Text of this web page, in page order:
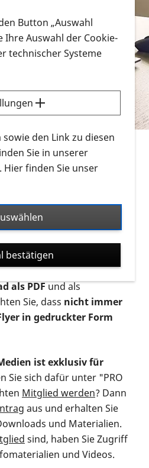
in verschiedenen
Sie nach Infonmaterial
bzw. herunterladen
dieErklärvideos zum
der PRO RETINA-Website
Menschen an.
sämtliches Infomaterial
um ausschließlich
Audios oder Videos zu
und Broschüren werden in
angeboten: zur
als gedruckte Variante
als PDFund als
Sie, dass nicht immer
in gedruckter Form
ist exklusiv für
Sie sich dafür unter "PRO
Mitglied werden? Dann
aus und erhalten Sie
und Materialien.
sind, haben Sie Zugriff
und Videos.
Button „Auswahl
Ihre Auswahl der Cookie-
technischer Systeme
den Link zu diesen
Sie in unserer
. Hier finden Sie unser
bestätigen